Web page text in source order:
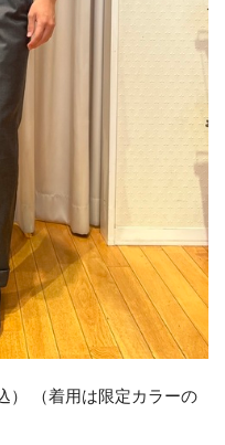
） （着用は限定カラーの